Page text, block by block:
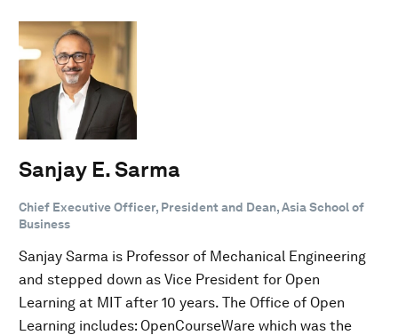
Sanjay E. Sarma
Chief Executive Officer, President and Dean, Asia School of
Business
Sanjay Sarma is Professor of Mechanical Engineering
and stepped down as Vice President for Open
Learning at MIT after 10 years. The Office of Open
Learning includes: OpenCourseWare which was the